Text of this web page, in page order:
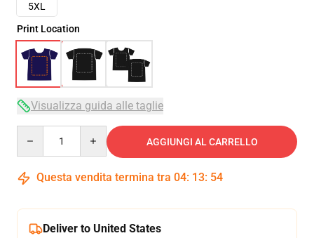
5XL
Print Location
Visualizza guida alle taglie
AGGIUNGI AL CARRELLO
Questa vendita termina tra 04: 13: 53
Deliver to United States